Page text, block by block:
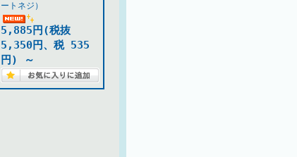
ートネジ）
5,885円(税抜
5,350円、税 535
円)
～